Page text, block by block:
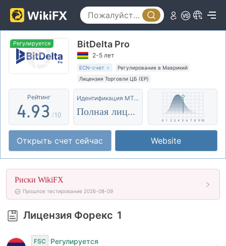
Регулируется BitDelta Pro
2-5 лет
ECN-счет
Регулирование в Маврикий
Лицензия Торговли ЦБ (EP)
Основной стандарт MT5
Глобальные операции
Высокие потенциальные риски
Оффшорное регулирование
Рейтинг
0
1
2
3
4
5
6
7
8
9
.
4
5
6
8
9
0
2
3
4
5
6
7
8
9
/10
Идентификация MT4/5
Полная лицензия
Открыть счет сейчас Website
Риски WikiFX
Прошлое тестирование 2026-08-09
Лицензия Форекс 1
FSC
Регулируется